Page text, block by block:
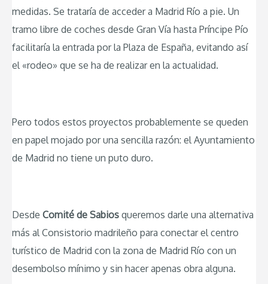
medidas. Se trataría de acceder a Madrid Río a pie. Un
tramo libre de coches desde Gran Vía hasta Príncipe Pío
facilitaría la entrada por la Plaza de España, evitando así
el «rodeo» que se ha de realizar en la actualidad.
Pero todos estos proyectos probablemente se queden
en papel mojado por una sencilla razón: el Ayuntamiento
de Madrid no tiene un puto duro.
Desde Comité de Sabios queremos darle una alternativa
más al Consistorio madrileño para conectar el centro
turístico de Madrid con la zona de Madrid Río con un
desembolso mínimo y sin hacer apenas obra alguna.